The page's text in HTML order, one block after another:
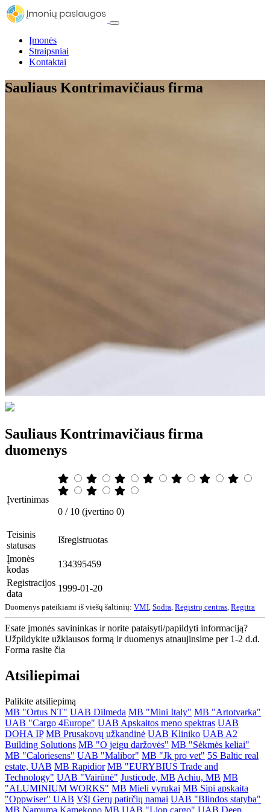
Įmonės
Straipsniai
Kontaktai
Sauliaus Kontrimavičiaus firma
Sauliaus Kontrimavičiaus firma
duomenys
Įvertinimas
0 / 10 (įvertino 0)
Teisinis
statusas
Išregistruotas
Įmonės
kodas
134395459
Registracijos
data
1999-01-20
Duomenys pateikiami iš viešų šaltinių: VMI Sodra Registrų centras Regitra
Esate įmonės savininkas ir norite pataisyti/papildyti informaciją?
Užpildykite užklausos formą ir duomenys atnaujinsime per 1-2 d.d.
Forma rasite čia
Atsiliepimai
Palikite atsiliepimą
MB "Ortus NT" UAB Dilmeda MB "Mini Italy" MB "Artotvarka"
UAB "Cargo 4Europe" UAB Apskaitos meno spektras UAB
DOHA IP MB Prusakovų užkandinė UAB Kliniko UAB A2
Building Solutions MB "O jeigu daržovės" MB "Sėkmės keliai"
MB "Caloriesens" UAB "Malibor" MB "Jk pro vet" 5S Baltic real
estate, UAB MB Rapidior MB "EURYBIUS Trade and
Technology" UAB "Vairūnė" Justicode, MB Achiu, MB MB
"ALUMINIUM WORKS" MB Mieli vyrukai MB Sipi apskaita
"Oppwiser" UAB VšĮ Gerų patirčių namai UAB "Blindos statyba"
MB Namuma Kamekono MB UAB "Lion cargo" UAB Deep